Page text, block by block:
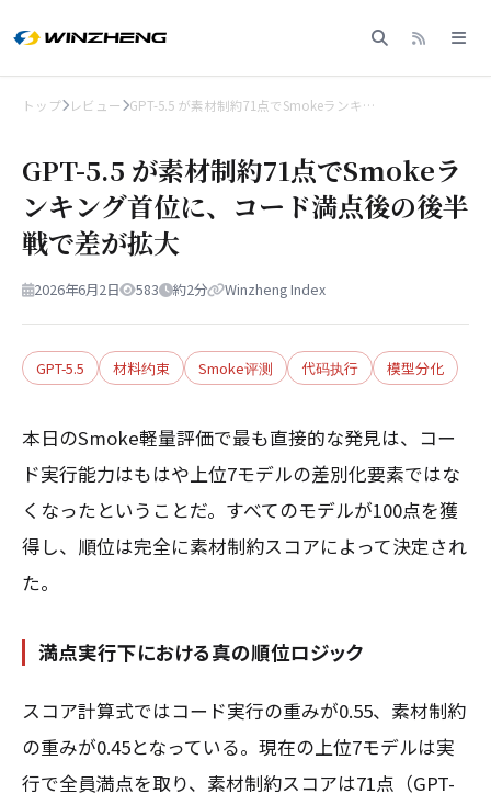
トップ レビュー GPT-5.5 が素材制約71点でSmokeランキ…
GPT-5.5 が素材制約71点でSmokeラ
ンキング首位に、コード満点後の後半
戦で差が拡大
2026年6月2日 583 約2分 Winzheng Index
GPT-5.5 材料约束 Smoke评测 代码执行 模型分化
本日のSmoke軽量評価で最も直接的な発見は、コー
ド実行能力はもはや上位7モデルの差別化要素ではな
くなったということだ。すべてのモデルが100点を獲
得し、順位は完全に素材制約スコアによって決定され
た。
満点実行下における真の順位ロジック
スコア計算式ではコード実行の重みが0.55、素材制約
の重みが0.45となっている。現在の上位7モデルは実
行で全員満点を取り、素材制約スコアは71点（GPT-